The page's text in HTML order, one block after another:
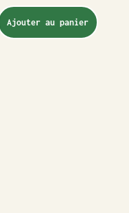
Ajouter au panier